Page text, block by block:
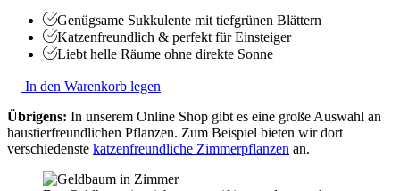
Genügsame Sukkulente mit tiefgrünen Blättern
Katzenfreundlich & perfekt für Einsteiger
Liebt helle Räume ohne direkte Sonne
In den Warenkorb legen
Übrigens: In unserem Online Shop gibt es eine große Auswahl an
haustierfreundlichen Pflanzen. Zum Beispiel bieten wir dort
verschiedenste katzenfreundliche Zimmerpflanzen an.